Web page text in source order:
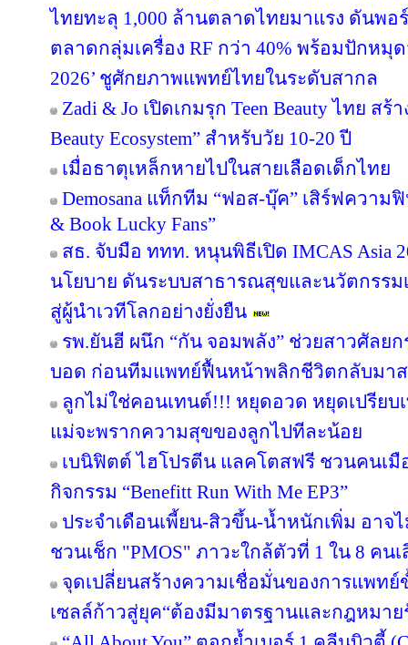
ไทยทะลุ 1,000 ล้านตลาดไทยมาแรง ดันพอ
ตลาดกลุ่มเครื่อง RF กว่า 40% พร้อมปักหมุด
2026’ ชูศักยภาพแพทย์ไทยในระดับสากล
Zadi & Jo เปิดเกมรุก Teen Beauty ไทย สร้
Beauty Ecosystem” สำหรับวัย 10-20 ปี
เมื่อธาตุเหล็กหายไปในสายเลือดเด็กไทย
Demosana แท็กทีม “ฟอส-บุ๊ค” เสิร์ฟความ
& Book Lucky Fans”
สธ. จับมือ ททท. หนุนพิธีเปิด IMCAS Asia
นโยบาย ดันระบบสาธารณสุขและนวัตกรรม
สู่ผู้นำเวทีโลกอย่างยั่งยืน
รพ.ยันฮี ผนึก “กัน จอมพลัง” ช่วยสาวศัลย
บอด ก่อนทีมแพทย์ฟื้นหน้าพลิกชีวิตกลับมาส
ลูกไม่ใช่คอนเทนต์!!! หยุดอวด หยุดเปรีย
แม่จะพรากความสุขของลูกไปทีละน้อย
เบนิฟิตต์ ไฮโปรตีน แลคโตสฟรี ชวนคนเ
กิจกรรม “Benefitt Run With Me EP3”
ประจำเดือนเพี้ยน-สิวขึ้น-น้ำหนักเพิ่ม อาจ
ชวนเช็ก "PMOS" ภาวะใกล้ตัวที่ 1 ใน 8 คน
จุดเปลี่ยนสร้างความเชื่อมั่นของการแพท
เซลล์ก้าวสู่ยุค“ต้องมีมาตรฐานและกฎหมาย